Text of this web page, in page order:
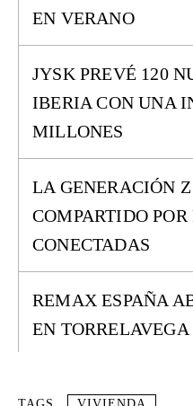
EN VERANO
JYSK PREVÉ 120
IBERIA CON UNA
MILLONES
LA GENERACIÓN
COMPARTIDO
CONECTADAS
REMAX ESPAÑA
EN TORRELAVEGA